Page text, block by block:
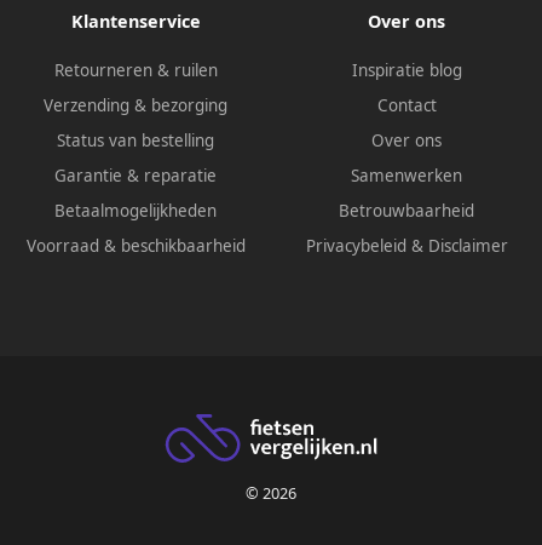
Klantenservice
Retourneren & ruilen
Verzending & bezorging
Status van bestelling
Garantie & reparatie
Betaalmogelijkheden
Voorraad & beschikbaarheid
Over ons
Inspiratie blog
Contact
Over ons
Samenwerken
Betrouwbaarheid
Privacybeleid & Disclaimer
© 2026